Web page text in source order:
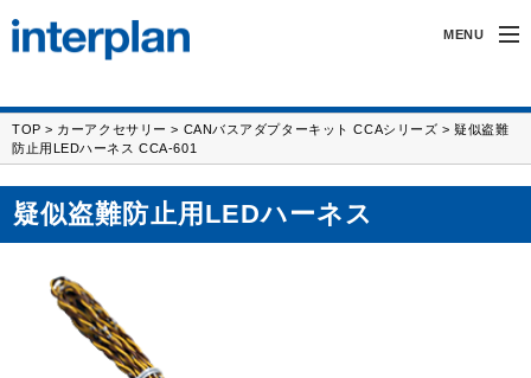
MENU
インタープランについて
無線製品・受託開発
カーアクセサリー
採用情報
TOP > カーアクセサリー > CANバスアダプターキット CCAシリーズ > 疑似盗難
防止用LEDハーネス CCA-601
疑似盗難防止用LEDハーネス